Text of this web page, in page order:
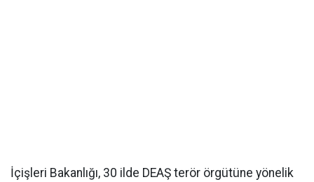
İçişleri Bakanlığı, 30 ilde DEAŞ terör örgütüne yönelik